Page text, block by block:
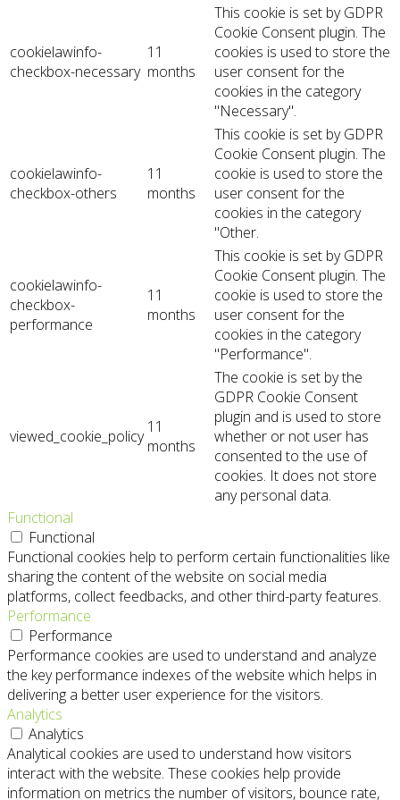
cookielawinfo-
checkbox-necessary
11
months
This cookie is set by GDPR
Cookie Consent plugin. The
cookies is used to store the
user consent for the
cookies in the category
"Necessary".
cookielawinfo-
checkbox-others
11
months
This cookie is set by GDPR
Cookie Consent plugin. The
cookie is used to store the
user consent for the
cookies in the category
"Other.
cookielawinfo-
checkbox-
performance
11
months
This cookie is set by GDPR
Cookie Consent plugin. The
cookie is used to store the
user consent for the
cookies in the category
"Performance".
viewed_cookie_policy 11
months
The cookie is set by the
GDPR Cookie Consent
plugin and is used to store
whether or not user has
consented to the use of
cookies. It does not store
any personal data.
Functional
Functional
Functional cookies help to perform certain functionalities like
sharing the content of the website on social media
platforms, collect feedbacks, and other third-party features.
Performance
Performance
Performance cookies are used to understand and analyze
the key performance indexes of the website which helps in
delivering a better user experience for the visitors.
Analytics
Analytics
Analytical cookies are used to understand how visitors
interact with the website. These cookies help provide
information on metrics the number of visitors, bounce rate,